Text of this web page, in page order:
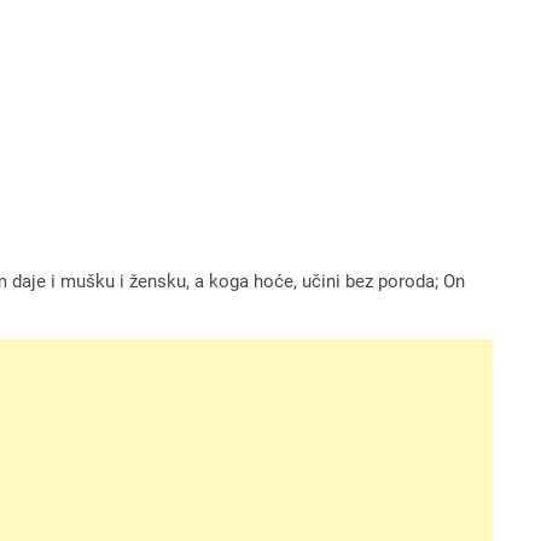
i mušku i žensku, a koga hoće, učini bez poroda; On